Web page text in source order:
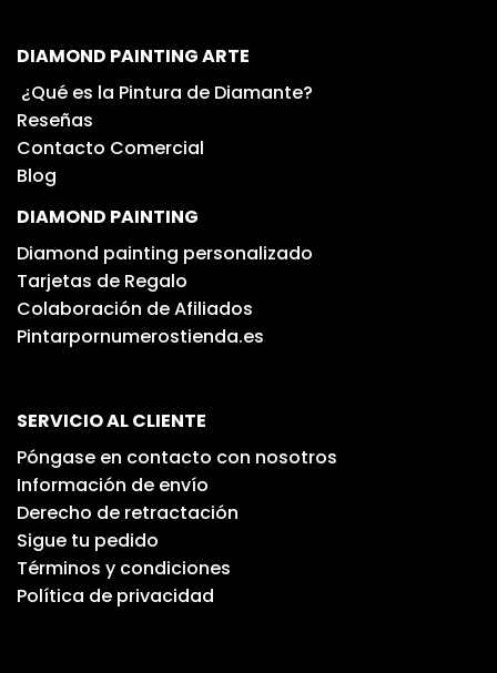
DIAMOND PAINTING ARTE
¿Qué es la Pintura de Diamante?
Reseñas
Contacto Comercial
Blog
DIAMOND PAINTING
Diamond painting personalizado
Tarjetas de Regalo
Colaboración de Afiliados
Pintarpornumerostienda.es
SERVICIO AL CLIENTE
Póngase en contacto con nosotros
Información de envío
Derecho de retractación
Sigue tu pedido
Términos y condiciones
Política de privacidad